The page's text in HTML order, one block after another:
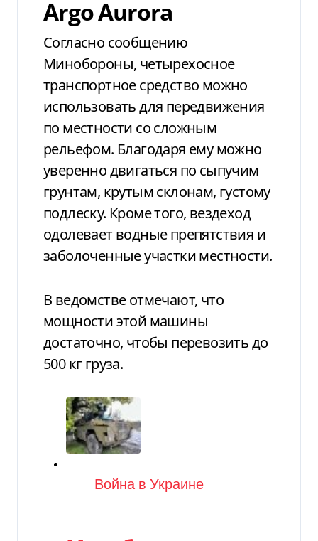
Argo Aurora
Согласно сообщению
Минобороны, четырехосное
транспортное средство можно
использовать для передвижения
по местности со сложным
рельефом. Благодаря ему можно
уверенно двигаться по сыпучим
грунтам, крутым склонам, густому
подлеску. Кроме того, вездеход
одолевает водные препятствия и
заболоченные участки местности.
В ведомстве отмечают, что
мощности этой машины
достаточно, чтобы перевозить до
500 кг груза.
Категория
Война в Украине